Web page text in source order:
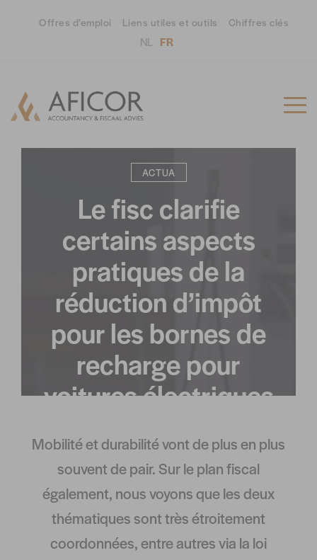
Offres d’emploi Liens utiles et outils Chiffres clés
NL FR
ACTUA
Le fisc clarifie
certains aspects
pratiques de la
réduction d’impôt
pour les bornes de
recharge pour
voitures électriques
Mobilité et durabilité vont de plus en plus
souvent de pair. Sur le plan fiscal
également, nous voyons que les deux
thématiques sont très étroitement
coordonnées, entre autres via la loi